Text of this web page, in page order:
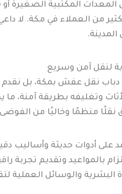
المكتبية الصغيرة
من العملاء في مكة. لا
لنقل آمن وسريع
دباب نقل عفش بمكة، بل
وتغليفه بطريقة
نقلًا منظمًا وخاليًا من
على أدوات حديثة وأساليب
بالمواعيد وتقديم تجربة
البشرية والوسائل العملية